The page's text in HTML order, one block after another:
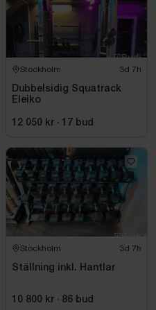
Stockholm 3d 7h
Dubbelsidig Squatrack
Eleiko
12 050 kr · 17 bud
Stockholm 3d 7h
Ställning inkl. Hantlar
10 800 kr · 86 bud